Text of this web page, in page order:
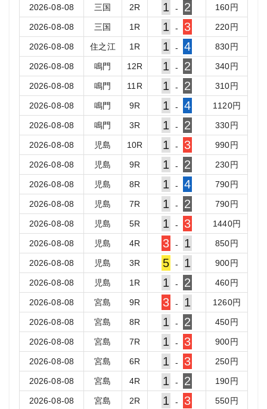
2026-08-08 三国 2R 1 - 2 160円
2026-08-08 三国 1 R 1 - 3 220円
2026-08-08 住之江 1 R 1 - 4 830円
2026-08-08 鳴門 12R 1 - 2 340円
2026-08-08 鳴門 11 R 1 - 2 310円
2026-08-08 鳴門 9R 1 - 4 1120円
2026-08-08 鳴門 3R 1 - 2 330円
2026-08-08 児島 10R 1 - 3 990円
2026-08-08 児島 9R 1 - 2 230円
2026-08-08 児島 8R 1 - 4 790円
2026-08-08 児島 7R 1 - 2 790円
2026-08-08 児島 5R 1 - 3 1440円
2026-08-08 児島 4R 3 - 1 850円
2026-08-08 児島 3R 5 - 1 900円
2026-08-08 児島 1 R 1 - 2 460円
2026-08-08 宮島 9R 3 - 1 1260円
2026-08-08 宮島 8R 1 - 2 450円
2026-08-08 宮島 7R 1 - 3 900円
2026-08-08 宮島 6R 1 - 3 250円
2026-08-08 宮島 4R 1 - 2 190円
2026-08-08 宮島 2R 1 - 3 550円